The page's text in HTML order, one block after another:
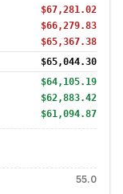
$67,281.02
$66,279.83
$65,367.38
$65,044.30
$64,105.19
$62,883.42
$61,094.87
55.0